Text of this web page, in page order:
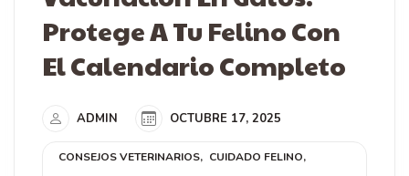
Protege A Tu Felino Con
El Calendario Completo
ADMIN OCTUBRE 17, 2025
CONSEJOS VETERINARIOS
CUIDADO FELINO